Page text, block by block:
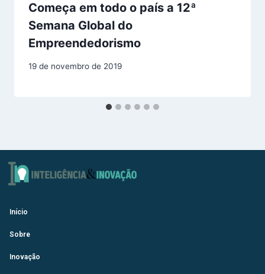
Começa em todo o país a 12ª
Semana Global do
Empreendedorismo
19 de novembro de 2019
Início
Sobre
Inovação